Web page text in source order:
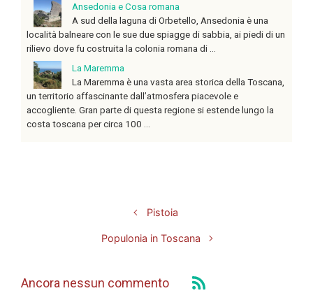
Ansedonia e Cosa romana
A sud della laguna di Orbetello, Ansedonia è una
località balneare con le sue due spiagge di sabbia, ai piedi di un
rilievo dove fu costruita la colonia romana di ...
La Maremma
La Maremma è una vasta area storica della Toscana,
un territorio affascinante dall’atmosfera piacevole e
accogliente. Gran parte di questa regione si estende lungo la
costa toscana per circa 100 ...
Pistoia
Populonia in Toscana
Ancora nessun commento